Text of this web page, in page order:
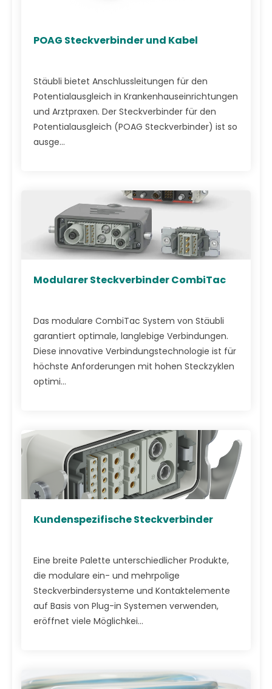
POAG Steckverbinder und Kabel
Stäubli bietet Anschlussleitungen für den
Potentialausgleich in Krankenhauseinrichtungen
und Arztpraxen. Der Steckverbinder für den
Potentialausgleich (POAG Steckverbinder) ist so
ausge...
Modularer Steckverbinder CombiTac
Das modulare CombiTac System von Stäubli
garantiert optimale, langlebige Verbindungen.
Diese innovative Verbindungstechnologie ist für
höchste Anforderungen mit hohen Steckzyklen
optimi...
Kundenspezifische Steckverbinder
Eine breite Palette unterschiedlicher Produkte,
die modulare ein- und mehrpolige
Steckverbindersysteme und Kontaktelemente
auf Basis von Plug-in Systemen verwenden,
eröffnet viele Möglichkei...